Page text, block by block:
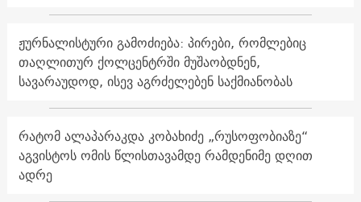
ჟურნალისტური გამოძიება: პირები, რომლებიც
თაღლითურ ქოლცენტრში მუშაობდნენ,
სავარაუდოდ, ისევ აგრძელებენ საქმიანობას
რატომ ალაპარაკდა კობახიძე „რუსოფობიაზე“
აგვისტოს ომის წლისთავამდე რამდენიმე დღით
ადრე